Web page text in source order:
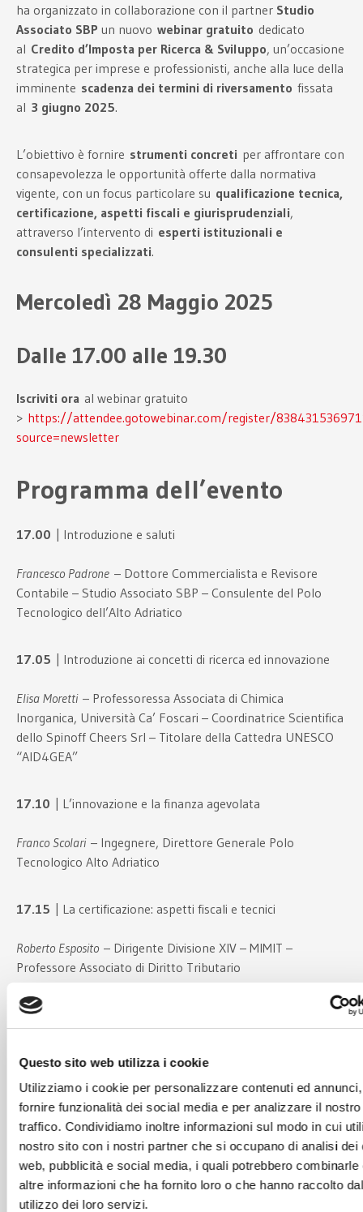
Questo sito web utilizza i cookie
Utilizziamo i cookie per personalizzare contenuti ed
fornire funzionalità dei social media e per analizzare il nostro
traffico. Condividiamo inoltre informazioni sul modo in cui
nostro sito con i nostri partner che si occupano di analisi dei
web, pubblicità e social media, i quali potrebbero combinarle
altre informazioni che ha fornito loro o che hanno raccolto
utilizzo dei loro servizi.
ha organizzato in collaborazione con il partner Studio
Associato SBP un nuovo webinar gratuito dedicato
al Credito d’Imposta per Ricerca & Sviluppo, un’occasione
strategica per imprese e professionisti, anche alla luce della
imminente scadenza dei termini di riversamento fissata
al 3 giugno 2025.
L’obiettivo è fornire strumenti concreti per affrontare con
consapevolezza le opportunità offerte dalla normativa
vigente, con un focus particolare su qualificazione tecnica,
certificazione, aspetti fiscali e giurisprudenziali,
attraverso l’intervento di esperti istituzionali e
consulenti specializzati.
Mercoledì 28 Maggio 2025
Dalle 17.00 alle 19.30
Iscriviti ora al webinar gratuito
> https://attendee.gotowebinar.com/register/
source=newsletter
Programma dell’evento
17.00 | Introduzione e saluti
Francesco Padrone – Dottore Commercialista e Revisore
Contabile – Studio Associato SBP – Consulente del Polo
Tecnologico dell’Alto Adriatico
17.05 | Introduzione ai concetti di ricerca ed innovazione
Elisa Moretti– Professoressa Associata di Chimica
Inorganica, Università Ca’ Foscari – Coordinatrice Scientifica
dello Spinoff Cheers Srl – Titolare della Cattedra UNESCO
“AID4GEA”
17.10 | L’innovazione e la finanza agevolata
Franco Scolari– Ingegnere, Direttore Generale Polo
Tecnologico Alto Adriatico
17.15 | La certificazione: aspetti fiscali e tecnici
Roberto Esposito – Dirigente Divisione XIV – MIMIT –
Professore Associato di Diritto Tributario
17.50
| Il riversamento del bonus ricerca e sviluppo: analisi
di convenienza
Edoardo Belli Contarini
18.15 | Lo stato del contenzioso
Teresa Cariello – Avvocato Tributarista, ex funzionario
Agenzia delle Entrate